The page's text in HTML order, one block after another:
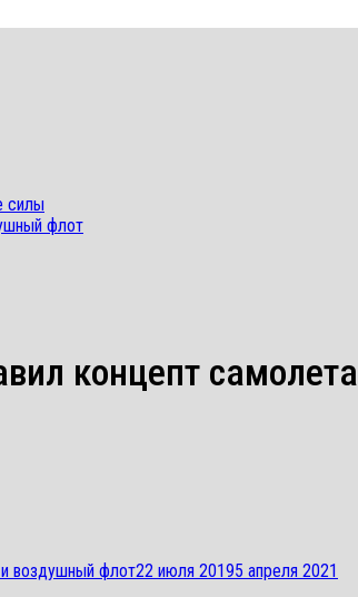
силы
флот
концепт
воздушный флот22 июля 20195 апреля 2021